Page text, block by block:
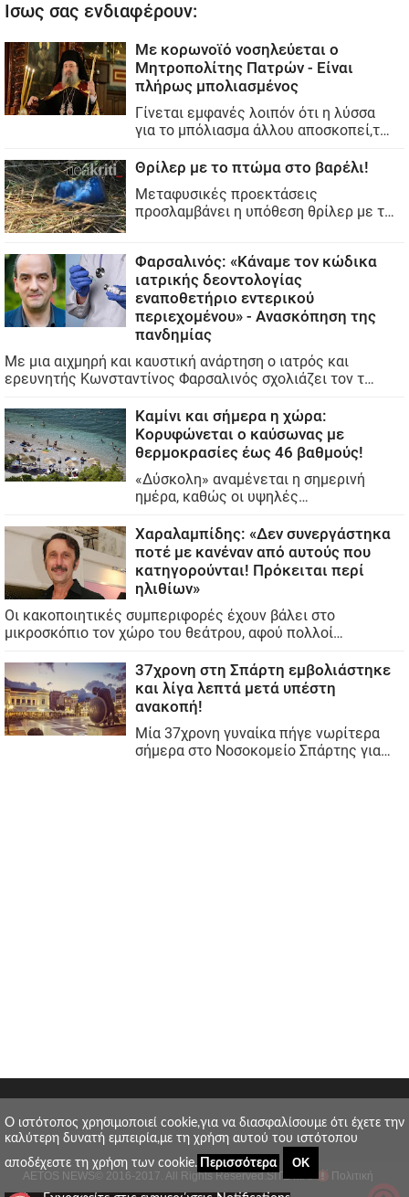
AETOS NEWS © 2016-2017. All Rights Reserved.SITE MAP Πολιτική
O ιστότοπος χρησιμοποιεί cookie,για να διασφαλίσουμε ότι έχετε την
καλύτερη δυνατή εμπειρία,με τη χρήση αυτού του ιστότοπου
αποδέχεστε τη χρήση των cookie.
Περισσότερα ΟΚ